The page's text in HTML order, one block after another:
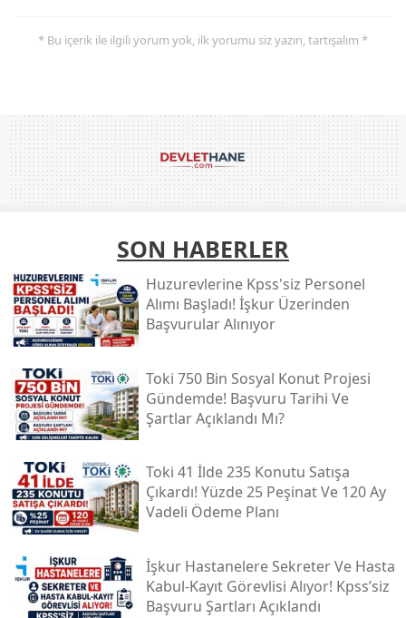
* Bu içerik ile ilgili yorum yok, ilk yorumu siz yazın, tartışalım *
SON HABERLER
Huzurevlerine Kpss'siz Personel
Alımı Başladı! İşkur Üzerinden
Başvurular Alınıyor
Toki̇ 750 Bin Sosyal Konut Projesi
Gündemde! Başvuru Tarihi Ve
Şartlar Açıklandı Mı?
Toki̇ 41 İlde 235 Konutu Satışa
Çıkardı! Yüzde 25 Peşinat Ve 120 Ay
Vadeli Ödeme Planı
İşkur Hastanelere Sekreter Ve Hasta
Kabul-Kayıt Görevlisi Alıyor! Kpss’siz
Başvuru Şartları Açıklandı